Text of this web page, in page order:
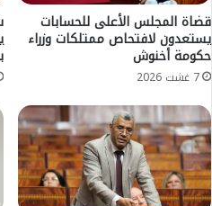
ل
ي
ل
ل
ش
ر
و
ا
ل
و
ا
ص
ل
ب
و
ت
ي
ر
قضاة المجلس الأعلى للحسابات
يستعدون لافتحاص ممتلكات وزراء
حكومة أخنوش
7 غشت 2026